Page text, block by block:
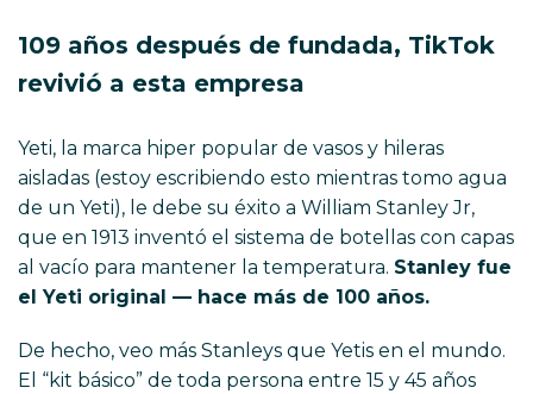
109 años después de fundada, TikTok
revivió a esta empresa
Yeti, la marca hiper popular de vasos y hileras
aisladas (estoy escribiendo esto mientras tomo agua
de un Yeti), le debe su éxito a William Stanley Jr,
que en 1913 inventó el sistema de botellas con capas
al vacío para mantener la temperatura. Stanley fue
el Yeti original — hace más de 100 años.
De hecho, veo más Stanleys que Yetis en el mundo.
El “kit básico” de toda persona entre 15 y 45 años